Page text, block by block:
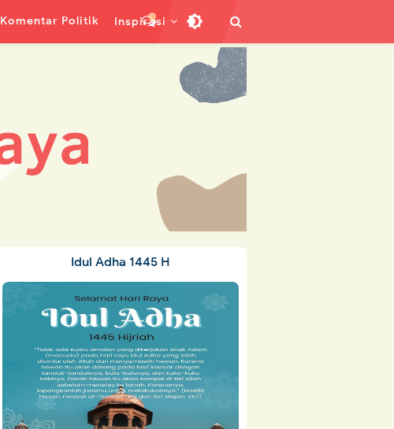
Komentar Politik Inspirasi
Idul Adha 1445 H